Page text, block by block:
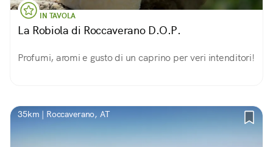
IN TAVOLA
La Robiola di Roccaverano D.O.P.
Profumi, aromi e gusto di un caprino per veri intenditori!
35km | Roccaverano, AT